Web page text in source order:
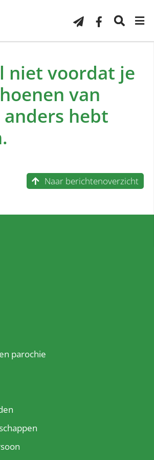
niet voordat je
van
hebt
Naar berichtenoverzicht
parochie